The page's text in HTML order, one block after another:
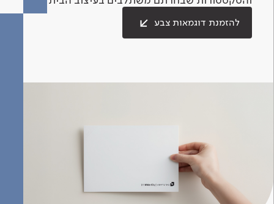
להזמנת דוגמאות צבע